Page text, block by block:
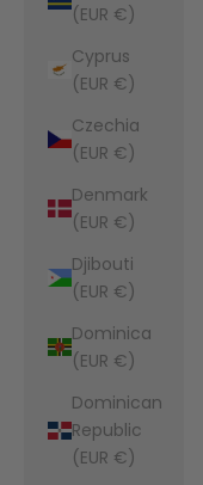
(EUR €)
Cyprus
(EUR €)
Czechia
(EUR €)
Denmark
(EUR €)
Djibouti
(EUR €)
Dominica
(EUR €)
Dominican
Republic
(EUR €)